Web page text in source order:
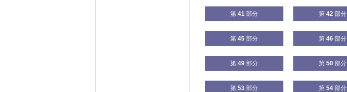
第 41 部分 第 42 部分
第 45 部分 第 46 部分
第 49 部分 第 50 部分
第 53 部分 第 54 部分